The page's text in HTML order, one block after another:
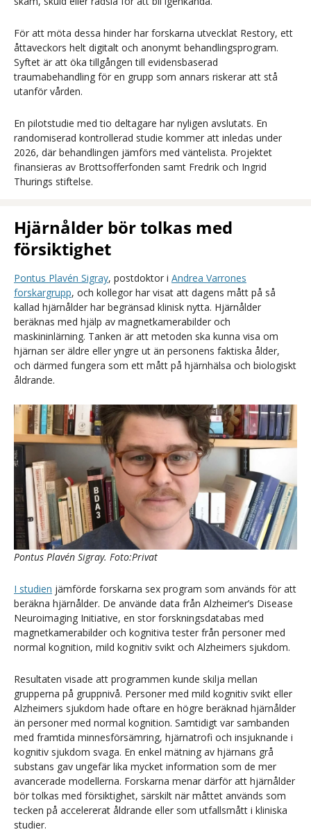
För att möta dessa hinder har forskarna utvecklat Restory, ett
åttaveckors helt digitalt och anonymt behandlingsprogram.
Syftet är att öka tillgången till evidensbaserad
traumabehandling för en grupp som annars riskerar att stå
utanför vården.
En pilotstudie med tio deltagare har nyligen avslutats. En
randomiserad kontrollerad studie kommer att inledas under
2026, där behandlingen jämförs med väntelista. Projektet
finansieras av Brottsofferfonden samt Fredrik och Ingrid
Thurings stiftelse.
Hjärnålder bör tolkas med
försiktighet
Pontus Plavén Sigray, postdoktor i Andrea Varrones
forskargrupp, och kollegor har visat att dagens mått på så
kallad hjärnålder har begränsad klinisk nytta. Hjärnålder
beräknas med hjälp av magnetkamerabilder och
maskininlärning. Tanken är att metoden ska kunna visa om
hjärnan ser äldre eller yngre ut än personens faktiska ålder,
och därmed fungera som ett mått på hjärnhälsa och biologiskt
åldrande.
Pontus Plavén Sigray. Foto:Privat
I studien jämförde forskarna sex program som används för att
beräkna hjärnålder. De använde data från Alzheimer’s Disease
Neuroimaging Initiative, en stor forskningsdatabas med
magnetkamerabilder och kognitiva tester från personer med
normal kognition, mild kognitiv svikt och Alzheimers sjukdom.
Resultaten visade att programmen kunde skilja mellan
grupperna på gruppnivå. Personer med mild kognitiv svikt eller
Alzheimers sjukdom hade oftare en högre beräknad hjärnålder
än personer med normal kognition. Samtidigt var sambanden
med framtida minnesförsämring, hjärnatrofi och insjuknande i
kognitiv sjukdom svaga. En enkel mätning av hjärnans grå
substans gav ungefär lika mycket information som de mer
avancerade modellerna. Forskarna menar därför att hjärnålder
bör tolkas med försiktighet, särskilt när måttet används som
tecken på accelererat åldrande eller som utfallsmått i kliniska
studier.